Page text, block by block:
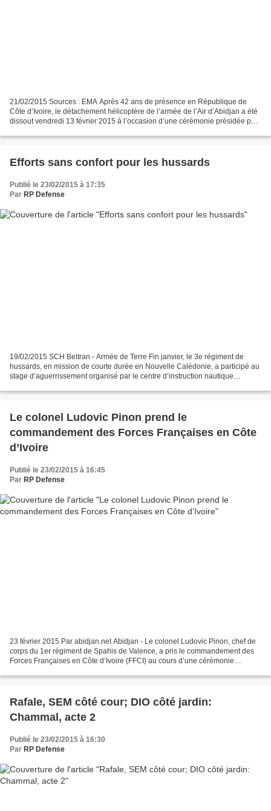
21/02/2015 Sources : EMA Après 42 ans de présence en République de
Côte d’Ivoire, le détachement hélicoptère de l’armée de l’Air d’Abidjan a été
dissout vendredi 13 février 2015 à l’occasion d’une cérémonie présidée par
Efforts sans confort pour les hussards
Publié le 23/02/2015 à 17:35
Par RP Defense
19/02/2015 SCH Beltran - Armée de Terre Fin janvier, le 3e régiment de
hussards, en mission de courte durée en Nouvelle Calédonie, a participé au
stage d’aguerrissement organisé par le centre d’instruction nautique
Le colonel Ludovic Pinon prend le
commandement des Forces Françaises en Côte
d’Ivoire
Publié le 23/02/2015 à 16:45
Par RP Defense
23 février 2015 Par abidjan.net Abidjan - Le colonel Ludovic Pinon, chef de
corps du 1er régiment de Spahis de Valence, a pris le commandement des
Forces Françaises en Côte d’Ivoire (FFCI) au cours d’une cérémonie
Rafale, SEM côté cour; DIO côté jardin:
Chammal, acte 2
Publié le 23/02/2015 à 16:30
Par RP Defense